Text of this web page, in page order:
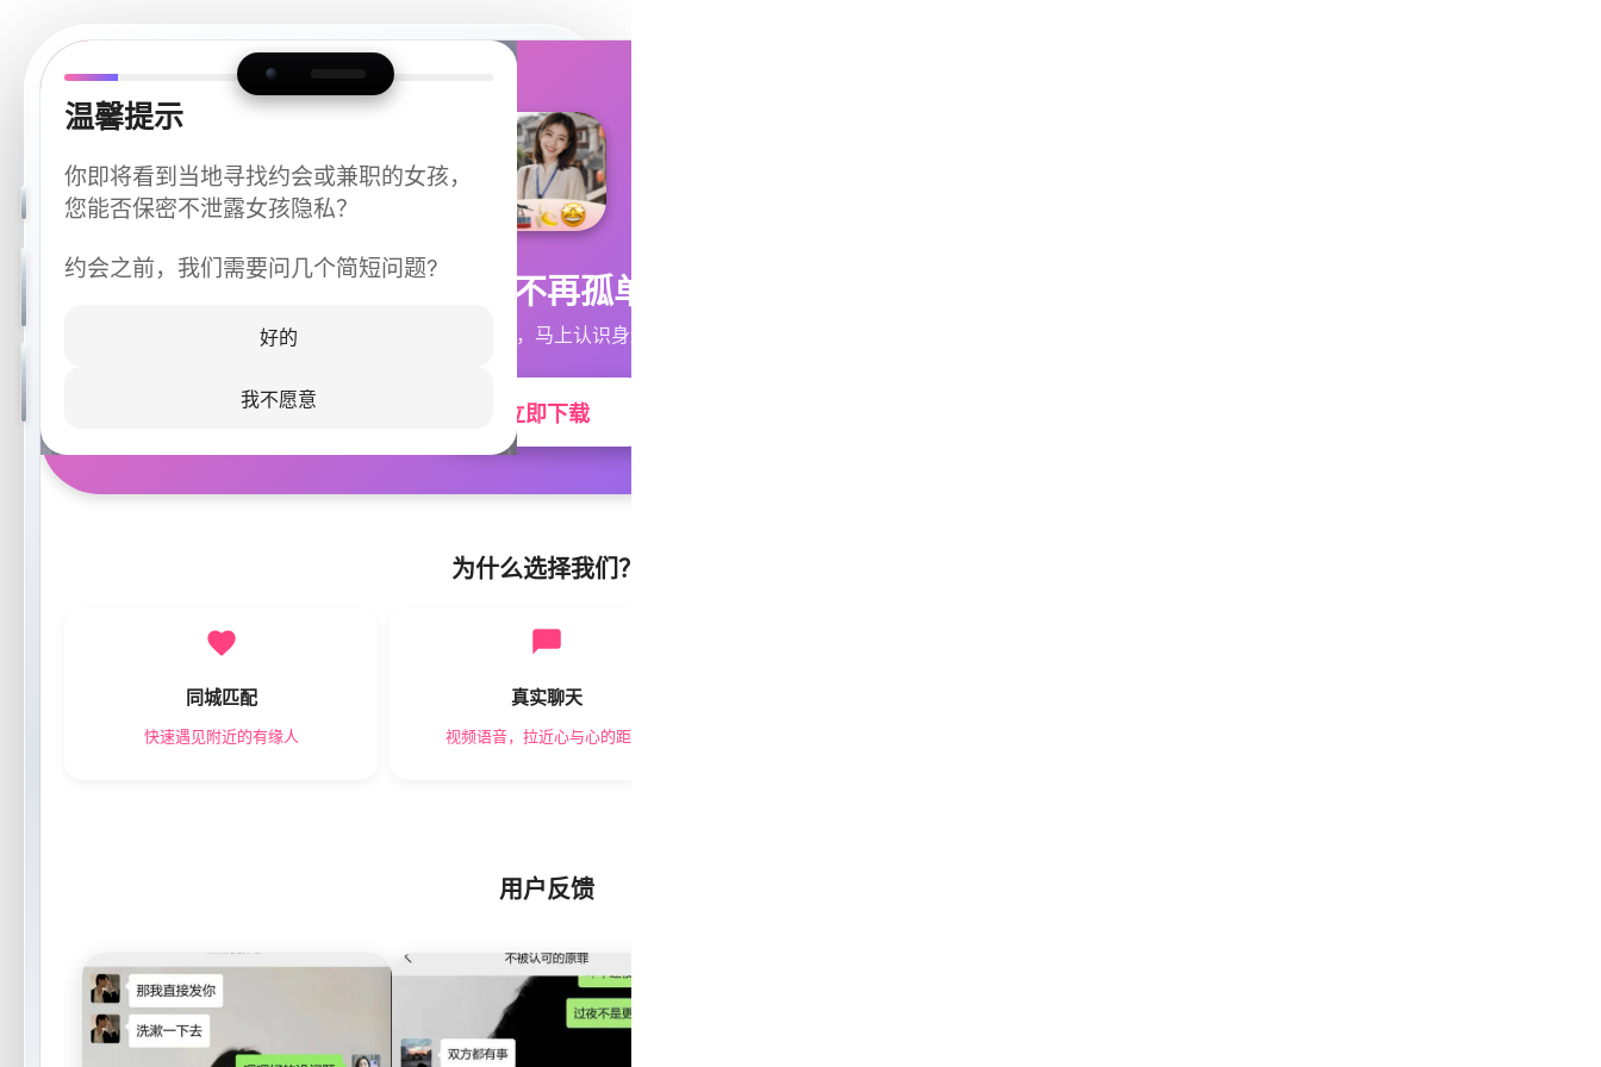
温馨提示
你即将看到当地寻找约会或兼职的女孩，
您能否保密不泄露女孩隐私？
约会之前，我们需要问几个简短问题?
好的
我不愿意
今晚不再孤单
同城快速匹配，马上认识身边的TA
立即下载
为什么选择我们？
同城匹配
快速遇见附近的有缘人
真实聊天
视频语音，拉近心与心的距离
用户反馈